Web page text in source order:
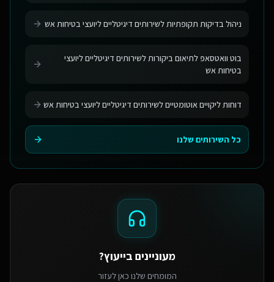
ניהול בדיקות תקופתיות לשירותים דיגיטליים ליועצי בטיחות אש
בוט וואטסאפ לתיאום ביקורות לשירותים דיגיטליים ליועצי
בטיחות אש
דוחות ליקויים אוטומטיים לשירותים דיגיטליים ליועצי בטיחות אש
כל השירותים שלנו
מעוניינים בייעוץ?
המומחים שלנו כאן לעזור